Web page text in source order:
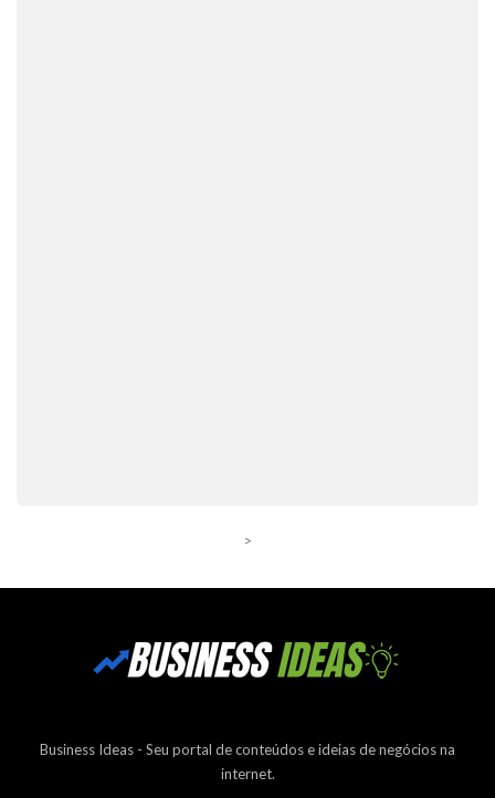
>
Business Ideas - Seu portal de conteúdos e ideias de negócios na
internet.